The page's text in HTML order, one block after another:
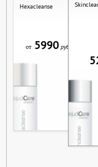
Hexacleanse
от5990 руб.